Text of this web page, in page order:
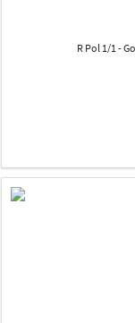
R Pol 1/1 -